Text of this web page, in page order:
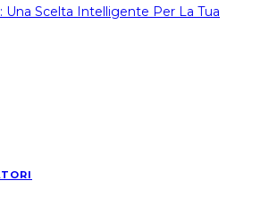
Una Scelta Intelligente Per La Tua